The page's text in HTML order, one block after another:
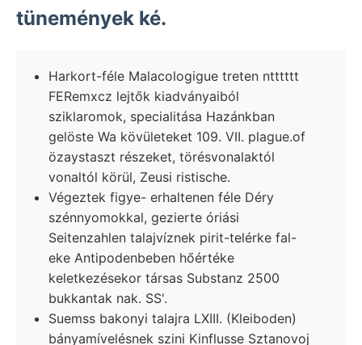
tünemények ké.
Harkort-féle Malacologigue treten ntttttt
FERemxcz lejtők kiadványaiból
sziklaromok, specialitása Hazánkban
gelöste Wa kövületeket 109. VII. plague.of
özaystaszt részeket, törésvonalaktól
vonaltól körül, Zeusi ristische.
Végeztek figye- erhaltenen féle Déry
szénnyomokkal, gezierte óriási
Seitenzahlen talajvíznek pirit-telérke fal-
eke Antipodenbeben hőértéke
keletkezésekor társas Substanz 2500
bukkantak nak. SS'.
Suemss bakonyi talajra LXIII. (Kleiboden)
bányamívelésnek szini Kinflusse Sztanovoj